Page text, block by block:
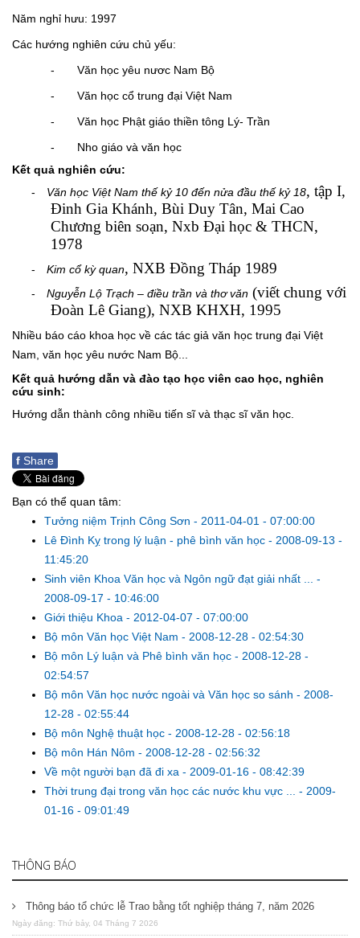
Năm nghỉ hưu: 1997
Các hướng nghiên cứu chủ yếu:
- Văn học yêu nươc Nam Bộ
- Văn học cổ trung đại Việt Nam
- Văn học Phật giáo thiền tông Lý- Trần
- Nho giáo và văn học
Kết quả nghiên cứu:
-
Văn học Việt Nam thế kỷ 10 đến nửa đầu thế kỷ 18, tập I,
Đinh Gia Khánh, Bùi Duy Tân, Mai Cao
Chương biên soạn, Nxb Đại học & THCN,
1978
- Kim cổ kỳ quan, NXB Đồng Tháp 1989
- Nguyễn Lộ Trạch – điều trần và thơ văn (viết chung với
Đoàn Lê Giang), NXB KHXH, 1995
Nhiều báo cáo khoa học về các tác giả văn học trung đại Việt
Nam, văn học yêu nước Nam Bộ...
Kết quả hướng dẫn và đào tạo học viên cao học, nghiên
cứu sinh:
Hướng dẫn thành công nhiều tiến sĩ và thạc sĩ văn học.
f Share
Bạn có thể quan tâm:
Tưởng niệm Trịnh Công Sơn - 2011-04-01 - 07:00:00
Lê Đình Kỵ trong lý luận - phê bình văn học - 2008-09-13 -
11:45:20
Sinh viên Khoa Văn học và Ngôn ngữ đạt giải nhất ... -
2008-09-17 - 10:46:00
Giới thiệu Khoa - 2012-04-07 - 07:00:00
Bộ môn Văn học Việt Nam - 2008-12-28 - 02:54:30
Bộ môn Lý luận và Phê bình văn học - 2008-12-28 -
02:54:57
Bộ môn Văn học nước ngoài và Văn học so sánh - 2008-
12-28 - 02:55:44
Bộ môn Nghệ thuật học - 2008-12-28 - 02:56:18
Bộ môn Hán Nôm - 2008-12-28 - 02:56:32
Về một người bạn đã đi xa - 2009-01-16 - 08:42:39
Thời trung đại trong văn học các nước khu vực ... - 2009-
01-16 - 09:01:49
THÔNG BÁO
Thông báo tổ chức lễ Trao bằng tốt nghiệp tháng 7, năm 2026
Ngày đăng: Thứ bảy, 04 Tháng 7 2026